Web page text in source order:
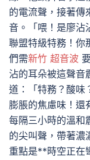
的電流聲，接著傳
音。「喂！是廖沾
聯盟特級特務！你
們需新竹 超音波
沾的耳朵被這聲音
道：「特務？酸味
膨脹的焦慮味！還
每隔三小時的溫和
的尖叫聲，帶著濃
重點是**時空正在